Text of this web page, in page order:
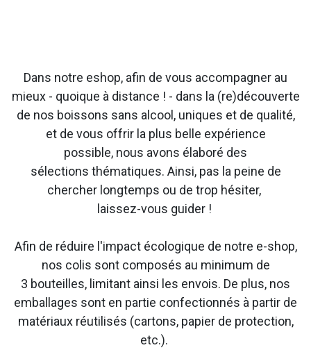
Dans notre eshop, afin de vous accompagner au
mieux - quoique à distance ! - dans la (re)découverte
de nos boissons sans alcool, uniques et de qualité,
et de vous offrir la plus belle expérience
possible, nous avons élaboré des
sélections thématiques. Ainsi, pas la peine de
chercher longtemps ou de trop hésiter,
laissez-vous guider !
Afin de réduire l'impact écologique de notre e-shop,
nos colis sont composés au minimum de
3 bouteilles, limitant ainsi les envois. De plus, nos
emballages sont en partie confectionnés à partir de
matériaux réutilisés (cartons, papier de protection,
etc.).